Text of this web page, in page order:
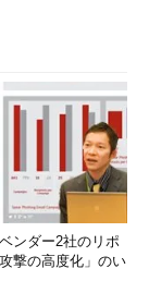
ンダー2社のリポ
撃の高度化」のい